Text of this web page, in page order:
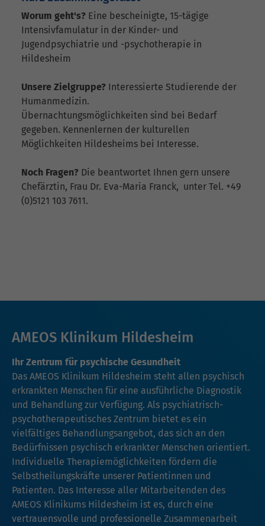
Worum geht's? Eine bescheinigte, 15-tägige
Intensivfamulatur in der Kinder- und
Jugendpsychiatrie und -psychotherapie in
Hildesheim
Unsere Zielgruppe? Interessierte Studierende der
Humanmedizin.
Übernachtungsmöglichkeiten sind bei Bedarf
gegeben. Kennenlernen der kulturellen
Möglichkeiten Hildesheims bei Interesse.
Noch Fragen? Die beantwortet Ihnen gern unsere
Chefärztin, Frau Dr. Eva-Maria Franck, unter Tel. +49
(0)5121 103 7611.
AMEOS Klinikum Hildesheim
Ihr Zentrum für psychische Gesundheit
Das AMEOS Klinikum Hildesheim steht allen psychisch
erkrankten Menschen für eine ausführliche Diagnostik
und Behandlung zur Verfügung. Als psychiatrisch-
psychotherapeutisches Zentrum bietet es ein
vielfältiges Behandlungsangebot, das sich an den
Bedürfnissen psychisch erkrankter Menschen orientiert.
Individuelle Therapiemöglichkeiten fördern die
Selbstheilungskräfte unserer Patientinnen und
Patienten. Das Interesse aller Mitarbeitenden des
AMEOS Klinikums Hildesheim ist es, durch eine
vertrauensvolle und professionelle Zusammenarbeit